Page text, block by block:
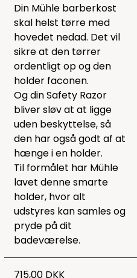
Din Mühle barberkost
skal helst tørre med
hovedet nedad. Det vil
sikre at den tørrer
ordentligt op og den
holder faconen.
Og din Safety Razor
bliver sløv at at ligge
uden beskyttelse, så
den har også godt af at
hænge i en holder.
Til formålet har Mühle
lavet denne smarte
holder, hvor alt
udstyres kan samles og
pryde på dit
badeværelse.
715,00 DKK